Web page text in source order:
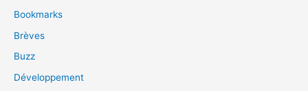
Bookmarks
Brèves
Buzz
Développement